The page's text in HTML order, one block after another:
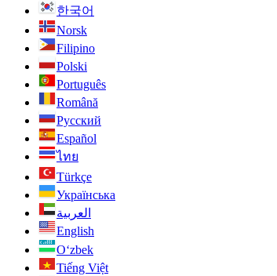
한국어
Norsk
Filipino
Polski
Português
Română
Русский
Español
ไทย
Türkçe
Українська
العربية
English
O‘zbek
Tiếng Việt